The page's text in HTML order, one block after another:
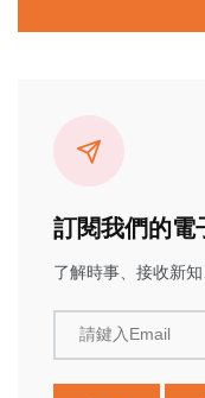
訂閱我們的電
了解時事、接收新
請鍵入Email